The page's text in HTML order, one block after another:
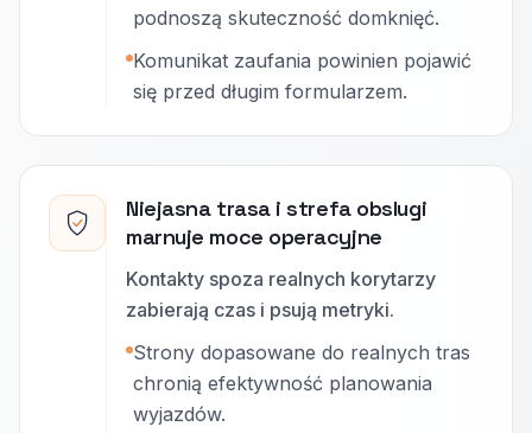
podnoszą skuteczność domknięć.
Komunikat zaufania powinien pojawić
się przed długim formularzem.
Niejasna trasa i strefa obslugi
marnuje moce operacyjne
Kontakty spoza realnych korytarzy
zabierają czas i psują metryki.
Strony dopasowane do realnych tras
chronią efektywność planowania
wyjazdów.